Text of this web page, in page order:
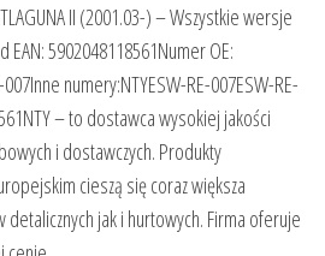
II (2001.03-) – Wszystkie wersje
5902048118561Numer OE:
numery:NTYESW-RE-007ESW-RE-
– to dostawca wysokiej jakości
i dostawczych. Produkty
cieszą się coraz większa
jak i hurtowych. Firma oferuje